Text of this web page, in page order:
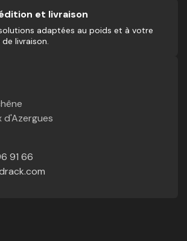
et livraison
adaptées au poids et à votre
de livraison.
d'Azergues
91 66